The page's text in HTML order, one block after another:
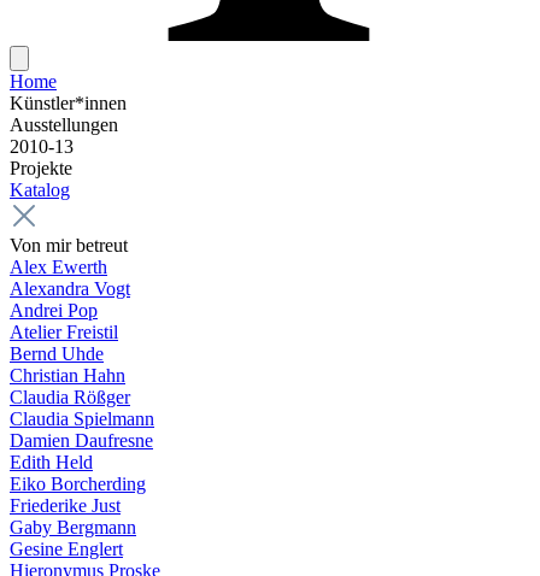
Home
Künstler*innen
Ausstellungen
2010-13
Projekte
Katalog
Von mir betreut
Alex Ewerth
Alexandra Vogt
Andrei Pop
Atelier Freistil
Bernd Uhde
Christian Hahn
Claudia Rößger
Claudia Spielmann
Damien Daufresne
Edith Held
Eiko Borcherding
Friederike Just
Gaby Bergmann
Gesine Englert
Hieronymus Proske